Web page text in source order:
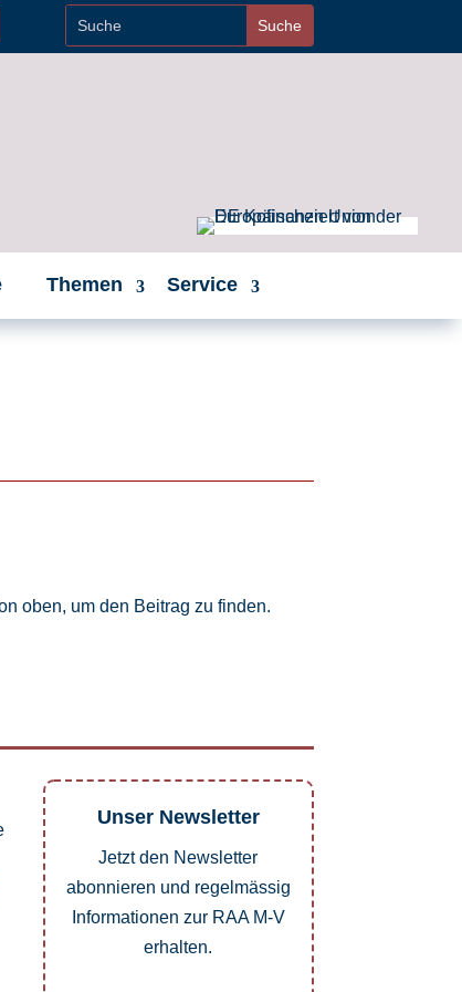
Themen Service
oben, um den Beitrag zu finden.
Unser Newsletter
Jetzt den Newsletter
abonnieren und regelmässig
Informationen zur RAA M-V
erhalten.